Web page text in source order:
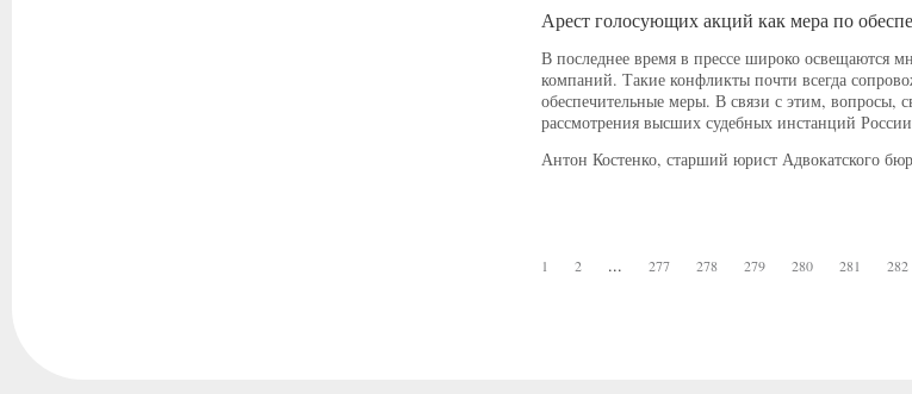
Арест голосующих акций как мера по
В последнее время в прессе широко освещаются
компаний. Такие конфликты почти всегда
обеспечительные меры. В связи с этим, вопросы,
рассмотрения высших судебных инстанций
Антон Костенко, старший юрист Адвокатского
1 2 ... 277 278 279 280 281 282